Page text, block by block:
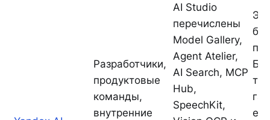
Разработчики,
продуктовые
команды,
внутренние
AI Studio
перечислены
Model Gallery,
Agent Atelier,
AI Search, MCP
Hub,
SpeechKit,